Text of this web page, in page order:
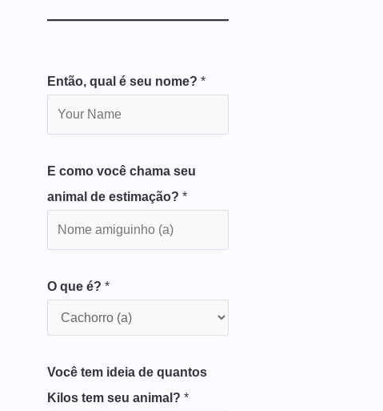
Então, qual é seu nome? *
E como você chama seu
animal de estimação? *
O que é? *
Você tem ideia de quantos
Kilos tem seu animal? *